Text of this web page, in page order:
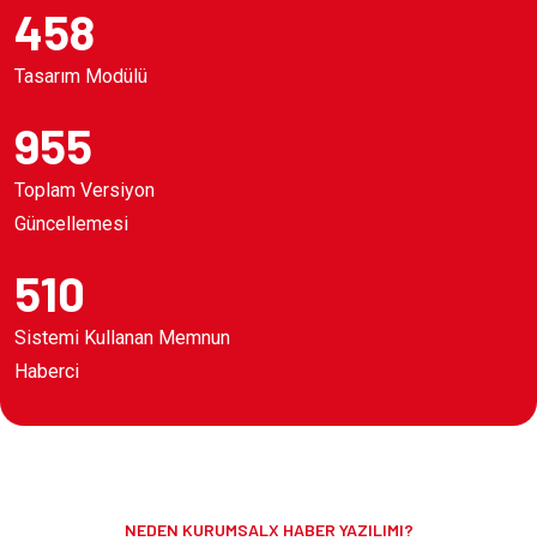
458
Tasarım Modülü
955
Toplam Versiyon
Güncellemesi
510
Sistemi Kullanan Memnun
Haberci
NEDEN KURUMSALX HABER YAZILIMI?